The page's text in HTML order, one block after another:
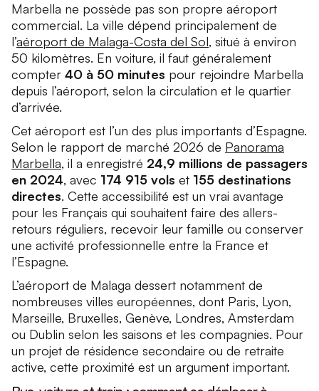
Marbella ne possède pas son propre aéroport
commercial. La ville dépend principalement de
l’aéroport de Malaga-Costa del Sol, situé à environ
50 kilomètres. En voiture, il faut généralement
compter 40 à 50 minutes pour rejoindre Marbella
depuis l’aéroport, selon la circulation et le quartier
d’arrivée.
Cet aéroport est l’un des plus importants d’Espagne.
Selon le rapport de marché 2026 de Panorama
Marbella, il a enregistré 24,9 millions de passagers
en 2024, avec 174 915 vols et 155 destinations
directes. Cette accessibilité est un vrai avantage
pour les Français qui souhaitent faire des allers-
retours réguliers, recevoir leur famille ou conserver
une activité professionnelle entre la France et
l’Espagne.
L’aéroport de Malaga dessert notamment de
nombreuses villes européennes, dont Paris, Lyon,
Marseille, Bruxelles, Genève, Londres, Amsterdam
ou Dublin selon les saisons et les compagnies. Pour
un projet de résidence secondaire ou de retraite
active, cette proximité est un argument important.